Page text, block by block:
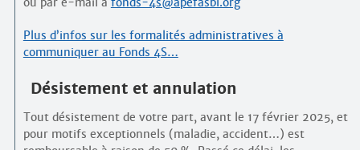
Plus d’infos sur les formalités administratives à
communiquer au Fonds 4S…
Désistement et annulation
Tout désistement de votre part, avant le 17 février 2025, et
pour motifs exceptionnels (maladie, accident…) est